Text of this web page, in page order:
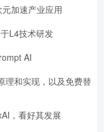
加速产业应用
L4技术研发
AI
理和实现，以及免费替
，看好其发展